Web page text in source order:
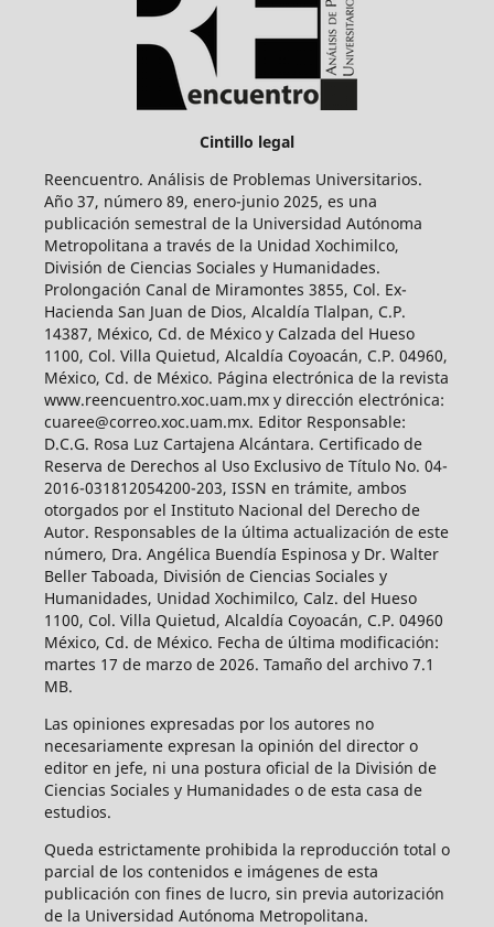
Cintillo legal
Reencuentro. Análisis de Problemas Universitarios.
Año 37, número 89, enero-junio 2025, es una
publicación semestral de la Universidad Autónoma
Metropolitana a través de la Unidad Xochimilco,
División de Ciencias Sociales y Humanidades.
Prolongación Canal de Miramontes 3855, Col. Ex-
Hacienda San Juan de Dios, Alcaldía Tlalpan, C.P.
14387, México, Cd. de México y Calzada del Hueso
1100, Col. Villa Quietud, Alcaldía Coyoacán, C.P. 04960,
México, Cd. de México. Página electrónica de la revista
www.reencuentro.xoc.uam.mx y dirección electrónica:
cuaree@correo.xoc.uam.mx. Editor Responsable:
D.C.G. Rosa Luz Cartajena Alcántara. Certificado de
Reserva de Derechos al Uso Exclusivo de Título No. 04-
2016-031812054200-203, ISSN en trámite, ambos
otorgados por el Instituto Nacional del Derecho de
Autor. Responsables de la última actualización de este
número, Dra. Angélica Buendía Espinosa y Dr. Walter
Beller Taboada, División de Ciencias Sociales y
Humanidades, Unidad Xochimilco, Calz. del Hueso
1100, Col. Villa Quietud, Alcaldía Coyoacán, C.P. 04960
México, Cd. de México. Fecha de última modificación:
martes 17 de marzo de 2026. Tamaño del archivo 7.1
MB.
Las opiniones expresadas por los autores no
necesariamente expresan la opinión del director o
editor en jefe, ni una postura oficial de la División de
Ciencias Sociales y Humanidades o de esta casa de
estudios.
Queda estrictamente prohibida la reproducción total o
parcial de los contenidos e imágenes de esta
publicación con fines de lucro, sin previa autorización
de la Universidad Autónoma Metropolitana.